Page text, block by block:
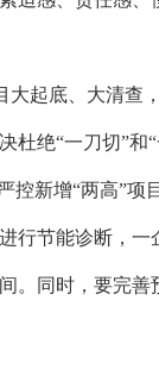
大起底、大清查
杜绝“一刀切”
控新增“两高”
行节能诊断，
。同时，要完